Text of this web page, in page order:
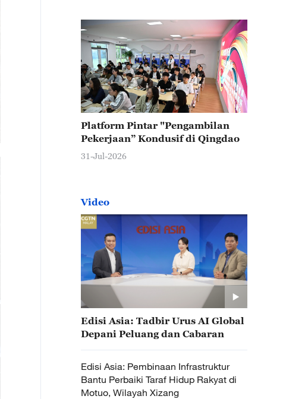
Platform Pintar "Pengambilan
Pekerjaan” Kondusif di Qingdao
31-Jul-2026
Video
Edisi Asia: Tadbir Urus AI Global
Depani Peluang dan Cabaran
Edisi Asia: Pembinaan Infrastruktur
Bantu Perbaiki Taraf Hidup Rakyat di
Motuo, Wilayah Xizang